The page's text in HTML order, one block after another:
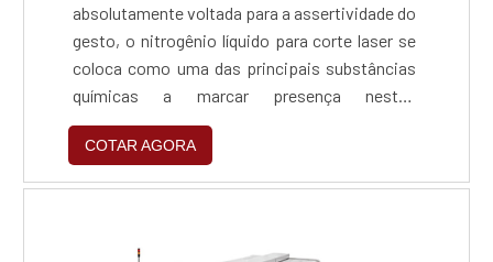
absolutamente voltada para a assertividade do
gesto, o nitrogênio líquido para corte laser se
coloca como uma das principais substâncias
químicas a marcar presença nestes
procedimentos. Ao lado das ligas de alta
pressão, o nitrogênio líquido são de utilização
fundamental e mais do que correta em todas
COTAR AGORA